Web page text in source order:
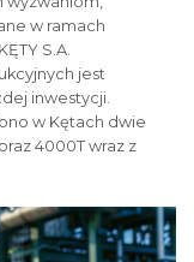
inwestycji.
w Kętach dwie
4000T wraz z